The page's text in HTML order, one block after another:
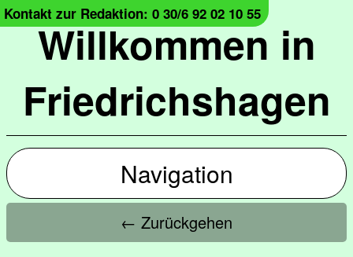
Willkommen in
Friedrichshagen
Kontakt zur Redaktion: 0 30/6 92 02 10 55
Navigation
← Zurückgehen